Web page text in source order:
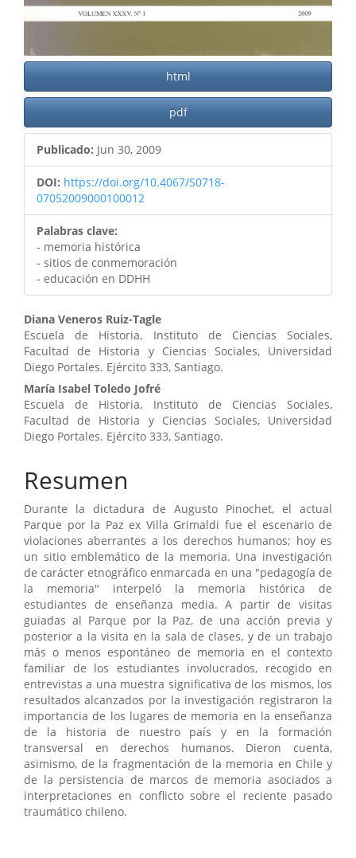
html
pdf
Publicado: Jun 30, 2009
DOI: https://doi.org/10.4067/S0718-
07052009000100012
Palabras clave:
- memoria histórica
- sitios de conmemoración
- educación en DDHH
Contenido
principal
del
artículo
Diana Veneros Ruiz-Tagle
Escuela de Historia, Instituto de Ciencias Sociales,
Facultad de Historia y Ciencias Sociales, Universidad
Diego Portales. Ejército 333, Santiago.
María Isabel Toledo Jofré
Escuela de Historia, Instituto de Ciencias Sociales,
Facultad de Historia y Ciencias Sociales, Universidad
Diego Portales. Ejército 333, Santiago.
Resumen
Durante la dictadura de Augusto Pinochet, el actual
Parque por la Paz ex Villa Grimaldi fue el escenario de
violaciones aberrantes a los derechos humanos; hoy es
un sitio emblemático de la memoria. Una investigación
de carácter etnográfico enmarcada en una "pedagogía de
la memoria" interpeló la memoria histórica de
estudiantes de enseñanza media. A partir de visitas
guiadas al Parque por la Paz, de una acción previa y
posterior a la visita en la sala de clases, y de un trabajo
más o menos espontáneo de memoria en el contexto
familiar de los estudiantes involucrados, recogido en
entrevistas a una muestra significativa de los mismos, los
resultados alcanzados por la investigación registraron la
importancia de los lugares de memoria en la enseñanza
de la historia de nuestro país y en la formación
transversal en derechos humanos. Dieron cuenta,
asimismo, de la fragmentación de la memoria en Chile y
de la persistencia de marcos de memoria asociados a
interpretaciones en conflicto sobre el reciente pasado
traumático chileno.